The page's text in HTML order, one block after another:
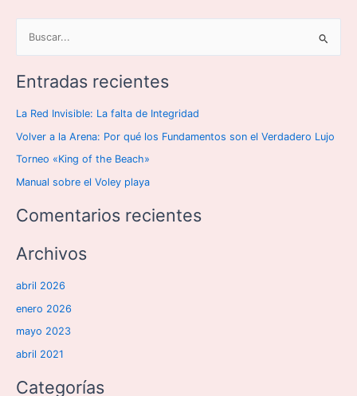
s
a
r
p
o
:
Entradas recientes
La Red Invisible: La falta de Integridad
Volver a la Arena: Por qué los Fundamentos son el Verdadero Lujo
Torneo «King of the Beach»
Manual sobre el Voley playa
Comentarios recientes
Archivos
abril 2026
enero 2026
mayo 2023
abril 2021
Categorías